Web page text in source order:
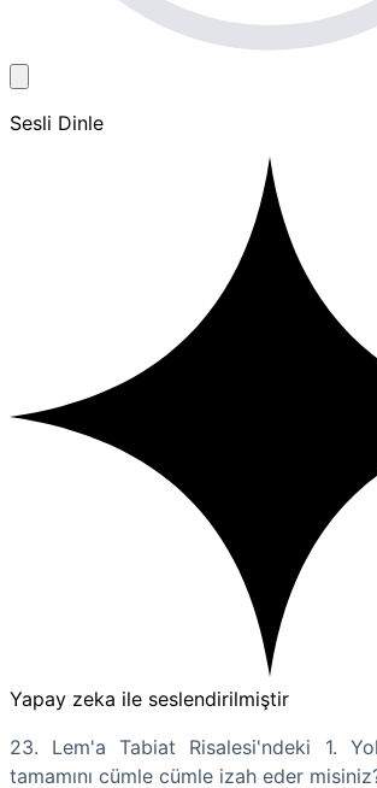
Sesli Dinle
Yapay zeka ile seslendirilmiştir
23. Lem'a Tabiat Risalesi'ndeki 1.
tamamını cümle cümle izah eder